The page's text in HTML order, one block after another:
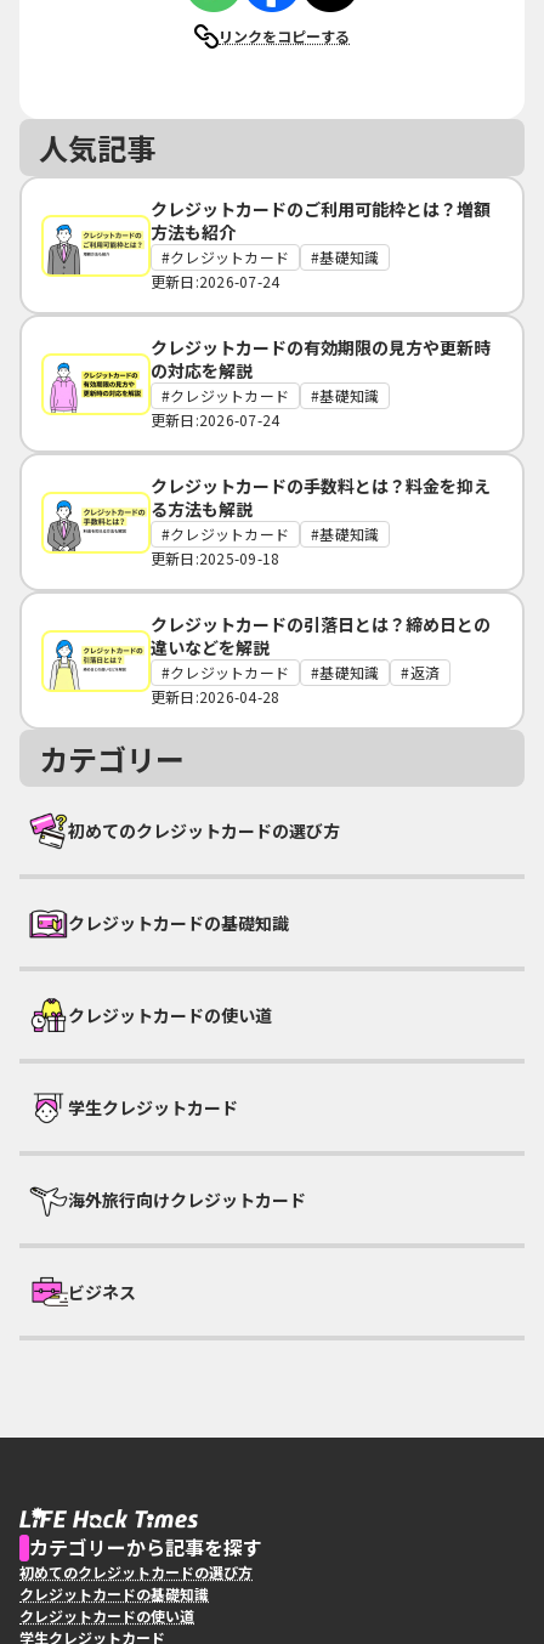
リンクをコピーする
人気記事
クレジットカードのご利用可能枠とは？増額
方法も紹介
クレジットカード
基礎知識
更新日:2026-07-24
クレジットカードの有効期限の見方や更新時
の対応を解説
クレジットカード
基礎知識
更新日:2026-07-24
クレジットカードの手数料とは？料金を抑え
る方法も解説
クレジットカード
基礎知識
更新日:2025-09-18
クレジットカードの引落日とは？締め日との
違いなどを解説
クレジットカード 基礎知識
返済
更新日:2026-04-28
カテゴリー
初めてのクレジットカードの選び方
クレジットカードの基礎知識
クレジットカードの使い道
学生クレジットカード
海外旅行向けクレジットカード
ビジネス
カテゴリーから記事を探す
初めてのクレジットカードの選び方
クレジットカードの基礎知識
クレジットカードの使い道
学生クレジットカード